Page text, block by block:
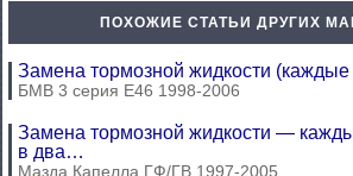
ПОХОЖИЕ СТАТЬИ ДРУГИХ
Замена тормозной жидкости (каждые
БМВ 3 серия Е46 1998-2006
Замена тормозной жидкости —
в два…
Мазда Капелла ГФ/ГВ 1997-2005